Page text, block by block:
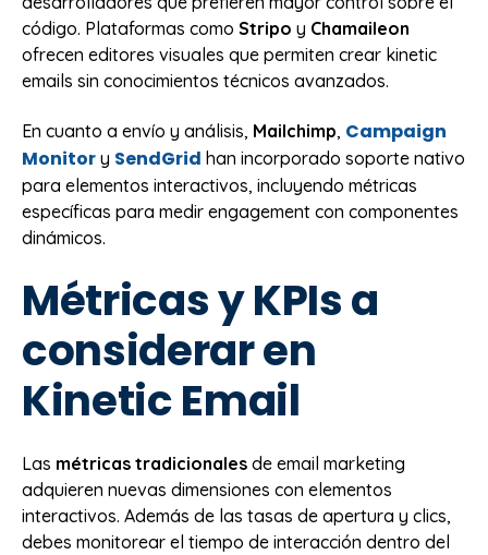
código. Plataformas como Stripo y Chamaileon
ofrecen editores visuales que permiten crear kinetic
emails sin conocimientos técnicos avanzados.
En cuanto a envío y análisis, Mailchimp, Campaign
Monitor y SendGrid han incorporado soporte nativo
para elementos interactivos, incluyendo métricas
específicas para medir engagement con componentes
dinámicos.
Métricas y KPIs a
considerar en
Kinetic Email
Las métricas tradicionales de email marketing
adquieren nuevas dimensiones con elementos
interactivos. Además de las tasas de apertura y clics,
debes monitorear el tiempo de interacción dentro del